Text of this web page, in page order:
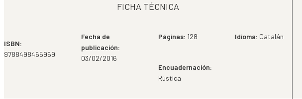
FICHA TÉCNICA
ISBN:
9788498465969
Fecha de
publicación:
03/02/2016
Páginas: 128
Encuadernación:
Rústica
Idioma: Catalán